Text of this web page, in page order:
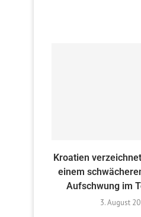
Kroatien
einem
Aufschwung im
3. August